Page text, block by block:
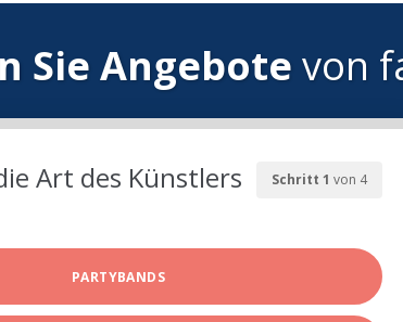
Sie Angebote von
Schritt 1 von 4
Art des Künstlers
PARTYBANDS